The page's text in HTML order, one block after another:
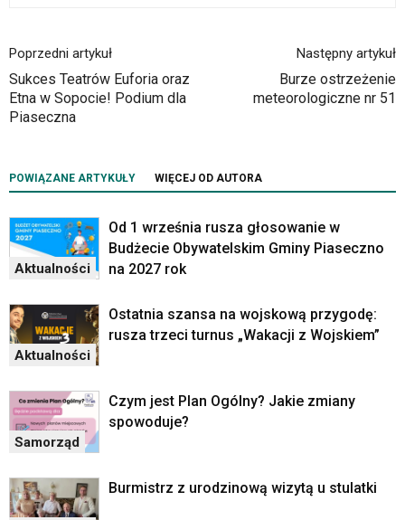
danej
platformy.
Poprzedni artykuł
Sukces Teatrów Euforia oraz
Etna w Sopocie! Podium dla
Piaseczna
Następny artykuł
Burze ostrzeżenie
meteorologiczne nr 51
POWIĄZANE ARTYKUŁY WIĘCEJ OD AUTORA
Aktualności
Od 1 września rusza głosowanie w
Budżecie Obywatelskim Gminy Piaseczno
na 2027 rok
Aktualności
Ostatnia szansa na wojskową przygodę:
rusza trzeci turnus „Wakacji z Wojskiem”
Samorząd
Czym jest Plan Ogólny? Jakie zmiany
spowoduje?
Burmistrz z urodzinową wizytą u stulatki